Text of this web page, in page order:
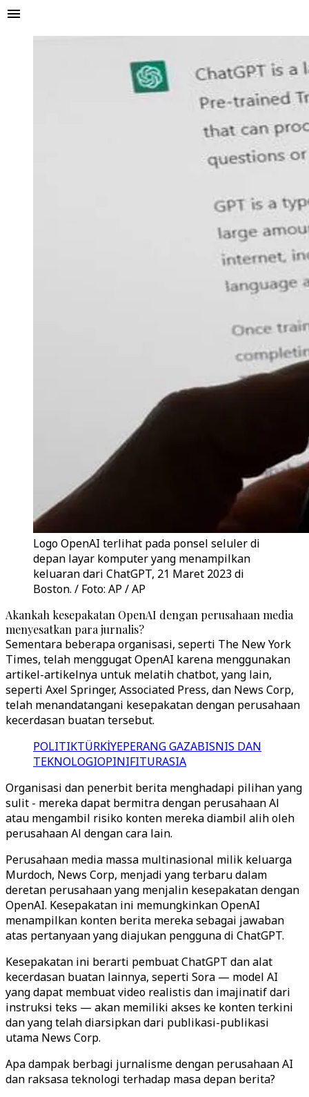
Logo OpenAI terlihat pada ponsel seluler di
depan layar komputer yang menampilkan
keluaran dari ChatGPT, 21 Maret 2023 di
Boston. / Foto: AP / AP
Akankah kesepakatan OpenAI dengan perusahaan media
menyesatkan para jurnalis?
Sementara beberapa organisasi, seperti The New York
Times, telah menggugat OpenAI karena menggunakan
artikel-artikelnya untuk melatih chatbot, yang lain,
seperti Axel Springer, Associated Press, dan News Corp,
telah menandatangani kesepakatan dengan perusahaan
kecerdasan buatan tersebut.
POLITIKTÜRKİYEPERANG GAZABISNIS DAN
TEKNOLOGIOPINIFITURASIA
Organisasi dan penerbit berita menghadapi pilihan yang
sulit - mereka dapat bermitra dengan perusahaan Al
atau mengambil risiko konten mereka diambil alih oleh
perusahaan Al dengan cara lain.
Perusahaan media massa multinasional milik keluarga
Murdoch, News Corp, menjadi yang terbaru dalam
deretan perusahaan yang menjalin kesepakatan dengan
OpenAI. Kesepakatan ini memungkinkan OpenAI
menampilkan konten berita mereka sebagai jawaban
atas pertanyaan yang diajukan pengguna di ChatGPT.
Kesepakatan ini berarti pembuat ChatGPT dan alat
kecerdasan buatan lainnya, seperti Sora — model AI
yang dapat membuat video realistis dan imajinatif dari
instruksi teks — akan memiliki akses ke konten terkini
dan yang telah diarsipkan dari publikasi-publikasi
utama News Corp.
Apa dampak berbagi jurnalisme dengan perusahaan AI
dan raksasa teknologi terhadap masa depan berita?